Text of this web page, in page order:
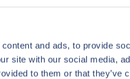
and ads, to provide
site with our social media,
to them or that